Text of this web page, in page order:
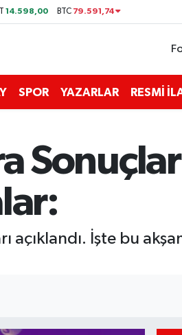
14.598,00 BTC 79.591,74
SPOR YAZARLAR RESMİ
İşte bu